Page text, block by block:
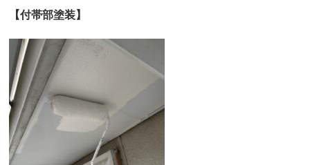
【付帯部塗装】